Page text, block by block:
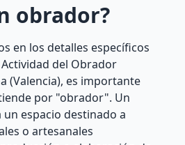
obrador?
en los detalles específicos
del Obrador
(Valencia), es importante
por "obrador". Un
espacio destinado a
o artesanales